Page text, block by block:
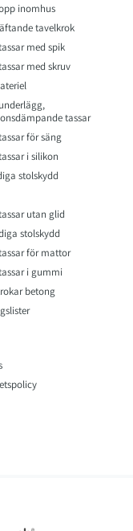
inomhus
tavelkrok
med spik
med skruv
tassar
för säng
i silikon
stolskydd
utan glid
stolskydd
för mattor
i gummi
betong